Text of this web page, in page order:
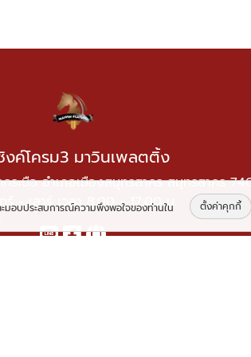
งค์โครม3 มาวินเพลตติ้ง
ระบือ อำเภอเมืองสมุทรสาคร สมุทรสาคร
ร์ - เสาร์ เวลา 8:00 - 17:00 น.
มอบประสบการณ์ความพึงพอใจของท่านใน
ตั้งค่าคุกกี้